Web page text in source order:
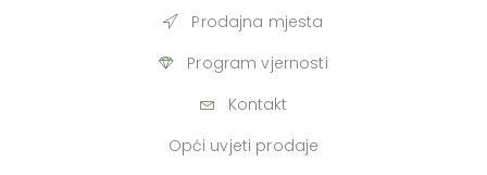
Prodajna mjesta
Program vjernosti
Kontakt
Opći uvjeti prodaje